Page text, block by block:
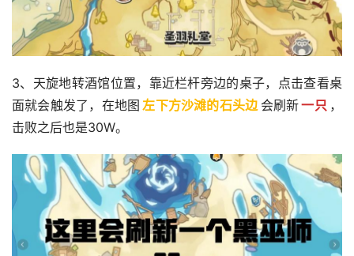
3、天旋地转酒馆位置，靠近栏杆旁边的桌子，点击查看桌
面就会触发了，在地图 左下方沙滩的石头边 会刷新一只 ，
击败之后也是30W。